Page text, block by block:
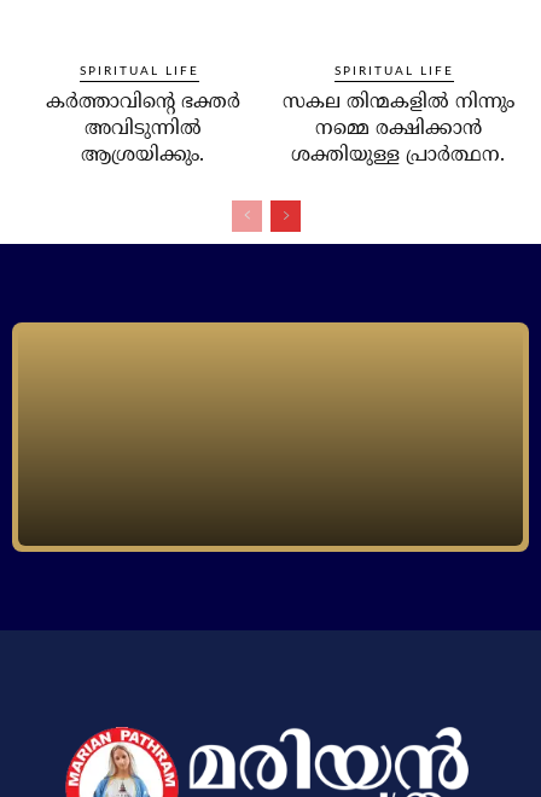
SPIRITUAL LIFE
കര്‍ത്താവിന്റെ ഭക്തര്‍
അവിടുന്നില്‍
ആശ്രയിക്കും.
SPIRITUAL LIFE
സകല തിന്മകളില്‍ നിന്നും
നമ്മെ രക്ഷിക്കാന്‍
ശക്തിയുള്ള പ്രാര്‍ത്ഥന.